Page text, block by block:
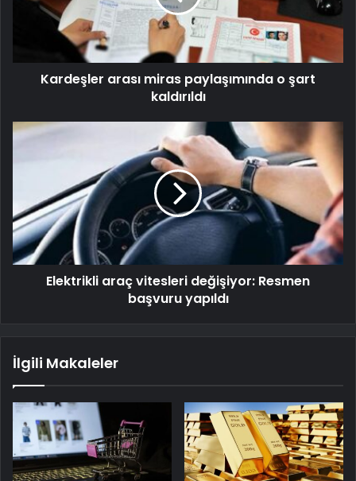
Kardeşler arası miras paylaşımında o şart
kaldırıldı
Elektrikli araç vitesleri değişiyor: Resmen
başvuru yapıldı
İlgili Makaleler